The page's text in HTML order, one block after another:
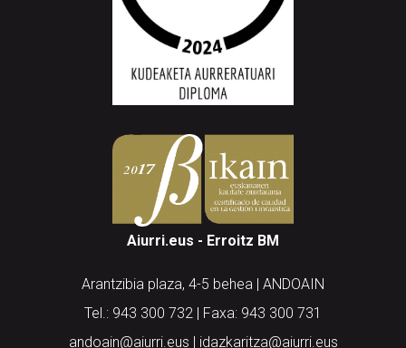
Aiurri.eus - Erroitz BM
Arantzibia plaza, 4-5 behea | ANDOAIN
Tel.: 943 300 732 | Faxa: 943 300 731
andoain@aiurri.eus | idazkaritza@aiurri.eus